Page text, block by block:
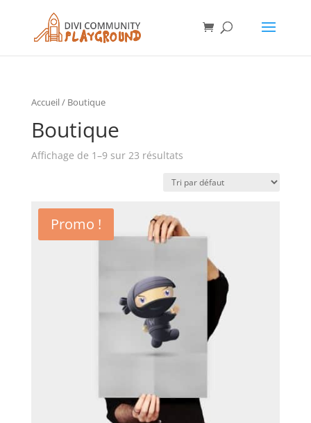
Accueil/ Boutique
Boutique
Affichage de 1–9 sur 23 résultats
Promo !